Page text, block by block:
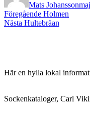
Mats Johansson
Inläggsnavigering
Föregående Föregående
inlägg:
Holmen
Nästa Nästa
Hultebräan
Här en hylla lokal
Sockenkataloger, Carl